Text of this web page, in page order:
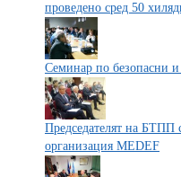
проведено сред 50
Семинар по безопасни
Председателят на БТПП
организация МЕDЕF